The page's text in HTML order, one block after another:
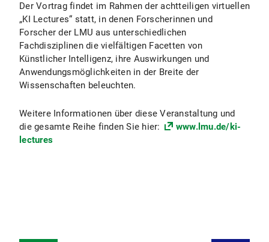
Der Vortrag findet im Rahmen der achtteiligen virtuellen
„KI Lectures“ statt, in denen Forscherinnen und
Forscher der LMU aus unterschiedlichen
Fachdisziplinen die vielfältigen Facetten von
Künstlicher Intelligenz, ihre Auswirkungen und
Anwendungsmöglichkeiten in der Breite der
Wissenschaften beleuchten.
Weitere Informationen über diese Veranstaltung und
die gesamte Reihe finden Sie hier:
www.lmu.de/ki-
lectures